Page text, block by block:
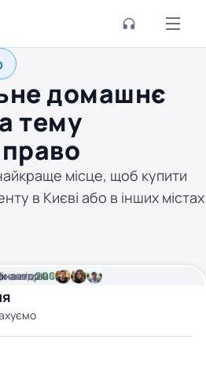
домашнє
тему
місце, щоб купити
в Києві або в інших містах
хвилини часу
від200 грн
авторів